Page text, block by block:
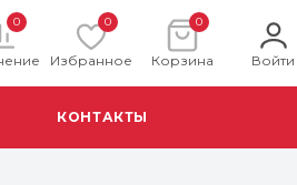
0 0
Избранное
0
Корзина Войти
КОНТАКТЫ